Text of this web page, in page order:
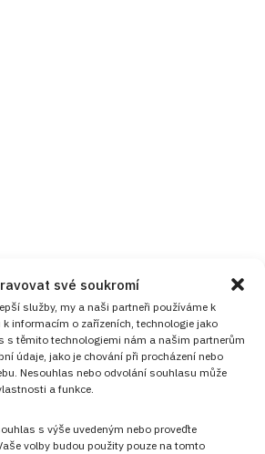
své soukromí
služby, my a naši partneři používáme k
informacím o zařízeních, technologie jako
s těmito technologiemi nám a našim partnerům
údaje, jako je chování při procházení nebo
Nesouhlas nebo odvolání souhlasu může
a funkce.
s výše uvedeným nebo proveďte
volby budou použity pouze na tomto